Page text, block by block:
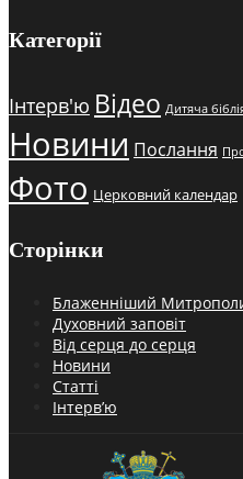
Категорії
Інтерв'ю Відео Дитяча
Новини Послання
Фото Церковний календар
Сторінки
Блаженніший
Духовний заповіт
Від серця до серця
Новини
Статті
Інтерв’ю